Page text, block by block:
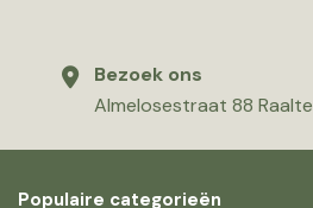
Bezoek ons
Almelosestraat 88 Raalte
Populaire categorieën